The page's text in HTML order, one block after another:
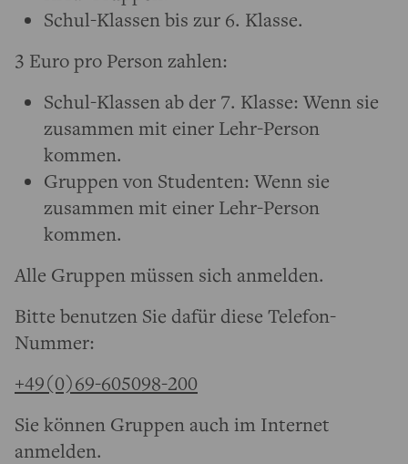
Schul-Klassen bis zur 6. Klasse.
3 Euro pro Person zahlen:
Schul-Klassen ab der 7. Klasse: Wenn sie
zusammen mit einer Lehr-Person
kommen.
Gruppen von Studenten: Wenn sie
zusammen mit einer Lehr-Person
kommen.
Alle Gruppen müssen sich anmelden.
Bitte benutzen Sie dafür diese Telefon-
Nummer:
+49(0)69-605098-200
Sie können Gruppen auch im Internet
anmelden.